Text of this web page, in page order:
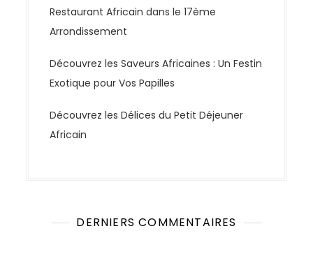
Restaurant Africain dans le 17ème
Arrondissement
Découvrez les Saveurs Africaines : Un Festin
Exotique pour Vos Papilles
Découvrez les Délices du Petit Déjeuner
Africain
DERNIERS COMMENTAIRES